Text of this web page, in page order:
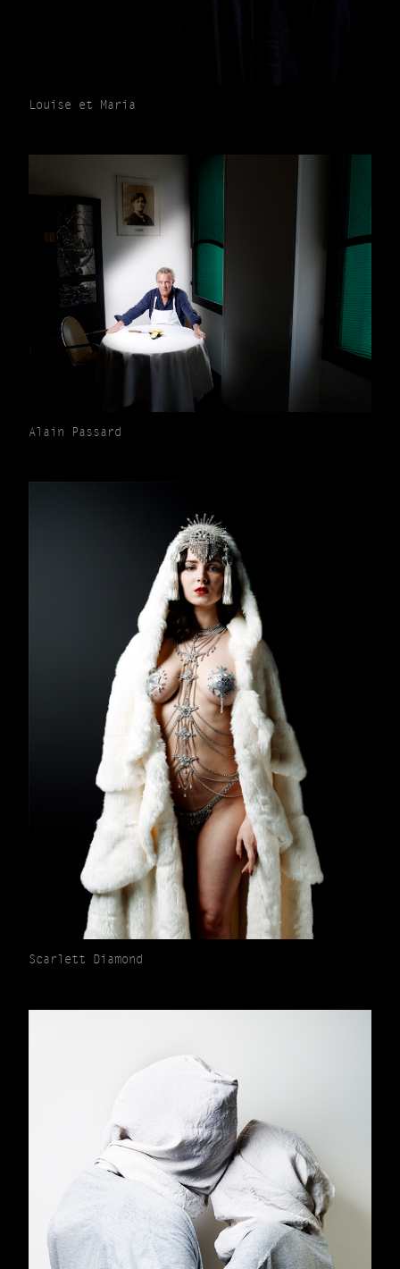
Louise et Maria
Alain Passard
Scarlett Diamond